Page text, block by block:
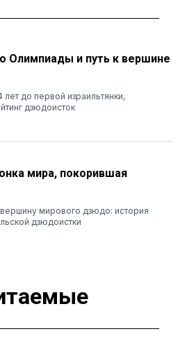
Олимпиады и путь к вершине
до первой израильтянки,
дзюдоисток
мира, покорившая
мирового дзюдо: история
дзюдоистки